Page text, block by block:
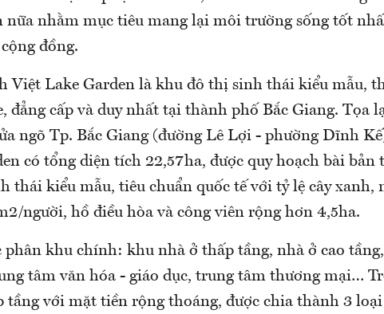
nữa nhằm mục tiêu mang lại môi trường sống tốt
đồng.
Việt Lake Garden là khu đô thị sinh thái kiểu mẫu,
đẳng cấp và duy nhất tại thành phố Bắc Giang. Tọa
ngõ Tp. Bắc Giang (đường Lê Lợi - phường Dĩnh
có tổng diện tích 22,57ha, được quy hoạch bài bản
thái kiểu mẫu, tiêu chuẩn quốc tế với tỷ lệ cây xanh,
người, hồ điều hòa và công viên rộng hơn 4,5ha.
phân khu chính: khu nhà ở thấp tầng, nhà ở cao
tâm văn hóa - giáo dục, trung tâm thương mại…
tầng với mặt tiền rộng thoáng, được chia thành 3